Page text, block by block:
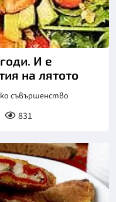
И е
на лятото
съвършенство
831